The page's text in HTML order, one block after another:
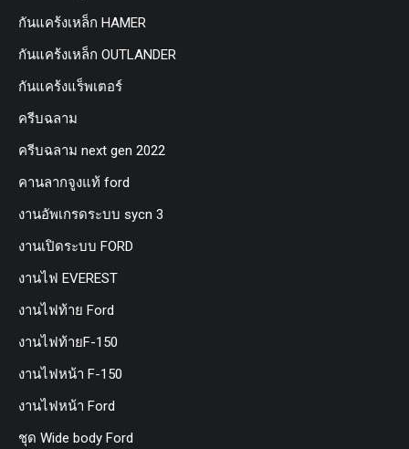
กันแคร้งเหล็ก HAMER
กันแคร้งเหล็ก OUTLANDER
กันแคร้งแร็พเตอร์
ครีบฉลาม
ครีบฉลาม next gen 2022
คานลากจูงแท้ ford
งานอัพเกรดระบบ sycn 3
งานเปิดระบบ FORD
งานไฟ EVEREST
งานไฟท้าย Ford
งานไฟท้ายF-150
งานไฟหน้า F-150
งานไฟหน้า Ford
ชุด Wide body Ford